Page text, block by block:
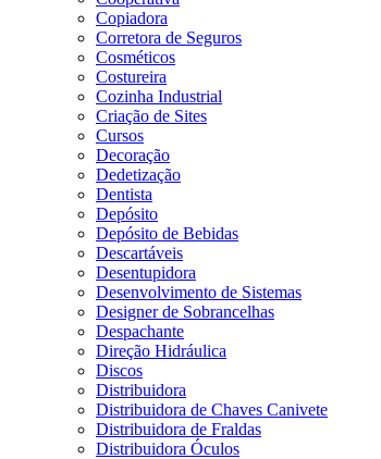
Copiadora
Corretora de Seguros
Cosméticos
Costureira
Cozinha Industrial
Criação de Sites
Cursos
Decoração
Dedetização
Dentista
Depósito
Depósito de Bebidas
Descartáveis
Desentupidora
Desenvolvimento de Sistemas
Designer de Sobrancelhas
Despachante
Direção Hidráulica
Discos
Distribuidora
Distribuidora de Chaves Canivete
Distribuidora de Fraldas
Distribuidora Óculos